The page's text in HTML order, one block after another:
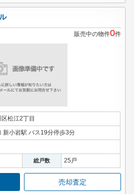
販売中の物件0件
松江2丁目
新小岩駅 バス19分停歩3分
総戸数 25戸
売却査定